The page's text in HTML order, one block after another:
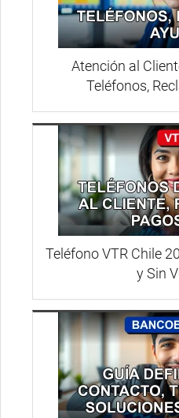
Atención al
Teléfonos,
Teléfono VTR Chile
y Sin